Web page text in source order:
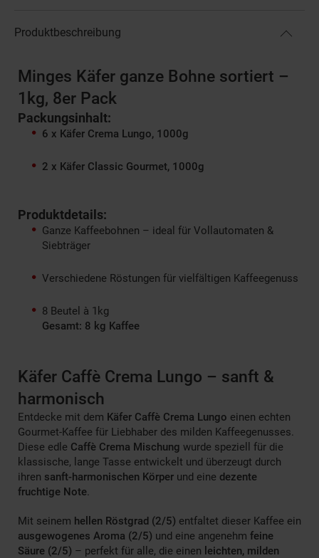
Produktbeschreibung
Minges Käfer ganze Bohne sortiert –
1kg, 8er Pack
Packungsinhalt:
6 x Käfer Crema Lungo, 1000g
2 x Käfer Classic Gourmet, 1000g
Produktdetails:
Ganze Kaffeebohnen – ideal für Vollautomaten &
Siebträger
Verschiedene Röstungen für vielfältigen Kaffeegenuss
8 Beutel à 1kg
Gesamt: 8 kg Kaffee
Käfer Caffè Crema Lungo – sanft &
harmonisch
Entdecke mit dem Käfer Caffè Crema Lungo einen echten
Gourmet-Kaffee für Liebhaber des milden Kaffeegenusses.
Diese edle Caffè Crema Mischung wurde speziell für die
klassische, lange Tasse entwickelt und überzeugt durch
ihren sanft-harmonischen Körper und eine dezente
fruchtige Note.
Mit seinem hellen Röstgrad (2/5) entfaltet dieser Kaffee ein
ausgewogenes Aroma (2/5) und eine angenehm feine
Säure (2/5) – perfekt für alle, die einen leichten, milden